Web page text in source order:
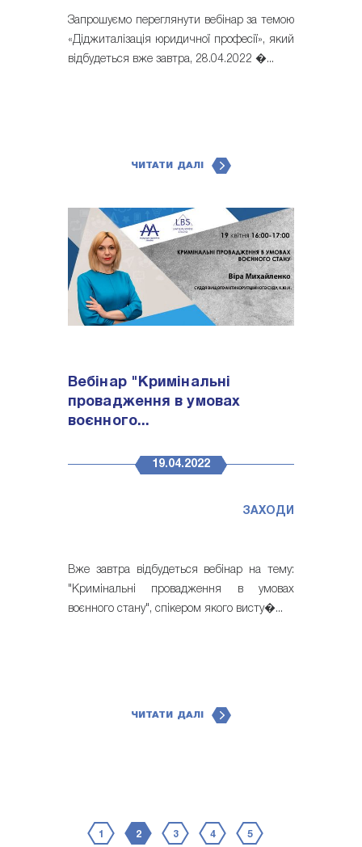
Запрошуємо переглянути вебінар за темою
«Діджиталізація юридичної професії», який
відбудеться вже завтра, 28.04.2022 �...
ЧИТАТИ ДАЛІ
Вебінар "Кримінальні
провадження в умовах
воєнного...
19.04.2022
ЗАХОДИ
Вже завтра відбудеться вебінар на тему:
"Кримінальні провадження в умовах
воєнного стану", спікером якого висту�...
ЧИТАТИ ДАЛІ
1 2 3 4 5